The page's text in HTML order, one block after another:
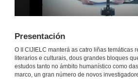
Presentación
O II CIJIELC manterá as catro liñas temáticas
literarios e culturais, dous grandes bloques
estudos tanto no ámbito humanístico como
marco, un gran número de novos